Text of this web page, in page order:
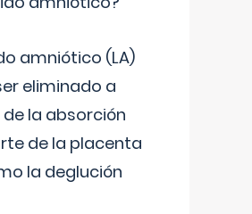
amniótico (LA)
eliminado a
la absorción
de la placenta
la deglución